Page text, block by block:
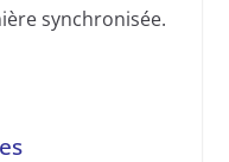
synchronisée.